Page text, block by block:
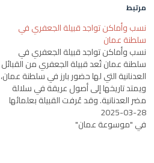
مرتبط
نسب وأماكن تواجد قبيلة الجعفري في
سلطنة عمان
نسب وأماكن تواجد قبيلة الجعفري في
سلطنة عمان تُعد قبيلة الجعفري من القبائل
العدنانية التي لها حضور بارز في سلطنة عمان،
ويمتد تاريخها إلى أصول عريقة في سلالة
مضر العدنانية. وقد عُرفت القبيلة بعلمائها
وشخصياتها المرموقة، وبانتشارها في بعض
ولايات عمان، حيث ساهمت في الجوانب
الدينية والاجتماعية والثقافية. النسب: ترجع…
2025-03-28
في "موسوعة عمان"